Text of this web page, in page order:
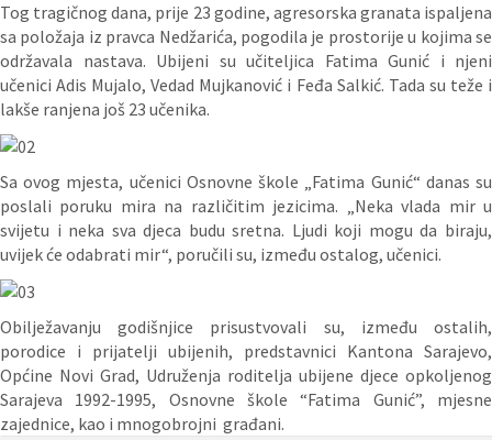
Tog tragičnog dana, prije 23 godine, agresorska granata ispaljena
sa položaja iz pravca Nedžarića, pogodila je prostorije u kojima se
održavala nastava. Ubijeni su učiteljica Fatima Gunić i njeni
učenici Adis Mujalo, Vedad Mujkanović i Feđa Salkić. Tada su teže i
lakše ranjena još 23 učenika.
Sa ovog mjesta, učenici Osnovne škole „Fatima Gunić“ danas su
poslali poruku mira na različitim jezicima. „Neka vlada mir u
svijetu i neka sva djeca budu sretna. Ljudi koji mogu da biraju,
uvijek će odabrati mir“, poručili su, između ostalog, učenici.
Obilježavanju godišnjice prisustvovali su, između ostalih,
porodice i prijatelji ubijenih, predstavnici Kantona Sarajevo,
Općine Novi Grad, Udruženja roditelja ubijene djece opkoljenog
Sarajeva 1992-1995, Osnovne škole “Fatima Gunić”, mjesne
zajednice, kao i mnogobrojni građani.